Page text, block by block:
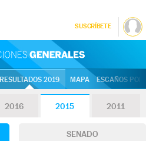
SUSCRÍBETE
RESULTADOS 2019 MAPA ESCAÑOS
2016 2015 2011
SENADO